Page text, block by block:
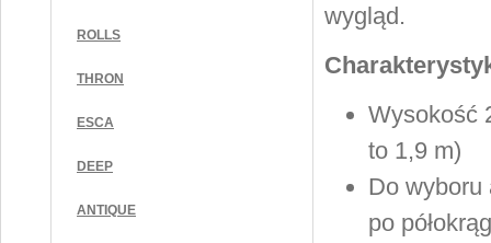
ROLLS
THRON
ESCA
DEEP
ANTIQUE
wygląd.
Wysokość
to 1,9 m)
Do wyboru
po